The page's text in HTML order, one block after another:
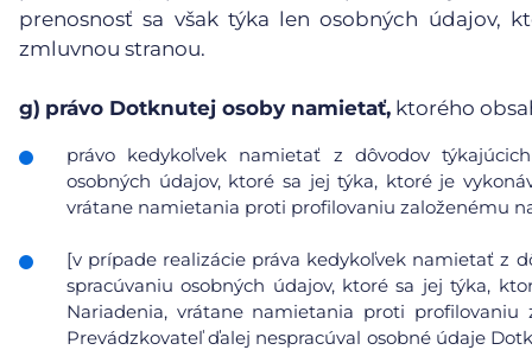
prenosnosť sa však týka len osobných údajov,
zmluvnou stranou.
g) právo Dotknutej osoby namietať, ktorého
právo kedykoľvek namietať z dôvodov
osobných údajov, ktoré sa jej týka, ktoré je
vrátane namietania proti profilovaniu založenému
[v prípade realizácie práva kedykoľvek namietať z
spracúvaniu osobných údajov, ktoré sa jej týka,
Nariadenia, vrátane namietania proti
Prevádzkovateľ ďalej nespracúval osobné údaje